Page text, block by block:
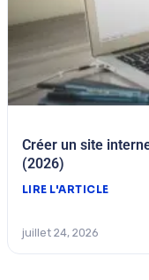
Créer un site
(2026)
LIRE L'ARTICLE
juillet 24, 2026